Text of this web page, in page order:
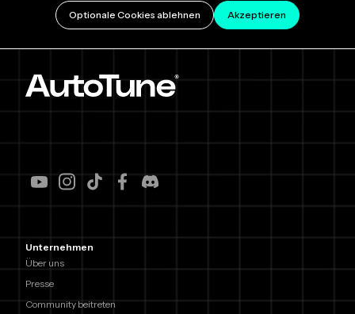
Optionale Cookies ablehnen Akzeptieren
Unternehmen
Über uns
Presse
Community beitreten